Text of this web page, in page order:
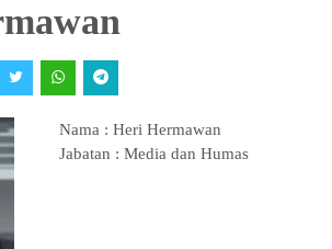
Nama : Heri Hermawan
Jabatan : Media dan Humas